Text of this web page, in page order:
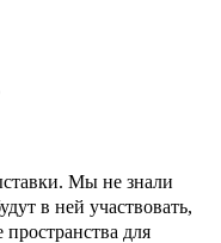
Мы не знали
в ней участвовать,
для